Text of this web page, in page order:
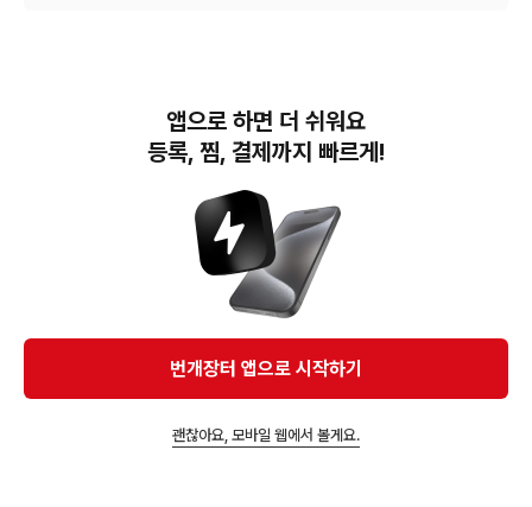
번개장터(주) 사업자정보, 이용약관 및 기타 법적고지
번개장터㈜는 통신판매중개자이며, 통신판매의 당사자가 아닙니다. 전자상거래 등에서의
소비자보호에 관한 법률 등 관련 법령 및 번개장터㈜의 약관에 따라 상품, 상품정보, 거래에 관한 책임은
개별 판매자에게 귀속하고, 번개장터㈜는 원칙적으로 회원간 거래에 대하여 책임을 지지 않습니다.
다만, 번개장터㈜가 직접 판매하는 상품에 대한 책임은 번개장터㈜에게 귀속합니다.
APP 다운로드
앱으로 하면 더 쉬워요
등록, 찜, 결제까지 빠르게!
번개장터 앱으로 시작하기
괜찮아요, 모바일 웹에서 볼게요.